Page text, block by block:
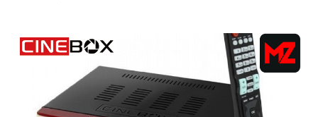
ATUALIZAÇÃO
V1.5
15/12/2025